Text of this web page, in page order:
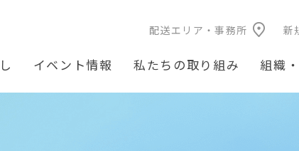
配送エリア・事務所 新
イベント情報 私たちの取り組み 組織